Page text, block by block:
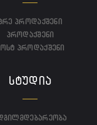
პროდაქშენი
პროდაქშენი
პროდაქშენი
ᲡᲢᲣᲓᲘᲐ